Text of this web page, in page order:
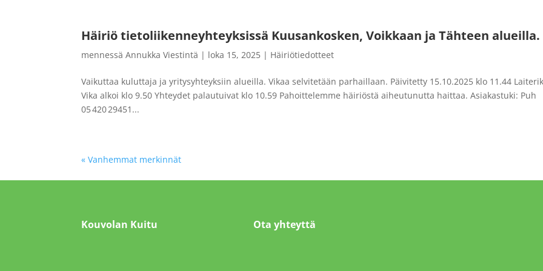
Häiriö tietoliikenneyhteyksissä Kuusankosken, Voikkaan ja Tähteen alueilla.
mennessäAnnukka Viestintä | loka 15, 2025 | Häiriötiedotteet
Vaikuttaa kuluttaja ja yritysyhteyksiin alueilla. Vikaa selvitetään parhaillaan. Päivitetty 15.10.2025 klo 11.44
Vika alkoi klo 9.50 Yhteydet palautuivat klo 10.59 Pahoittelemme häiriöstä aiheutunutta haittaa. Asiakastuki: Puh
05 420 29451...
« Vanhemmat merkinnät
Kouvolan Kuitu Ota yhteyttä